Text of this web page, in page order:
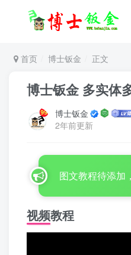
首页 博士钣金 正文
博士钣金 多实体
博士钣金
2年前更新
图文教程待添加
视频教程